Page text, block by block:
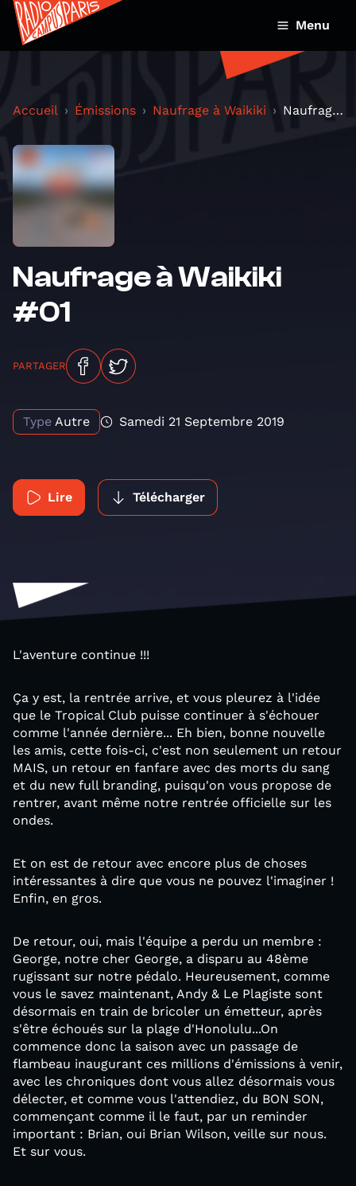
Menu
Accueil Émissions Naufrage à Waikiki Naufrage à Waikiki #01
Naufrage à Waikiki
#01
PARTAGER
Type Autre Samedi 21 Septembre 2019
Lire Télécharger
L'aventure continue !!!
Ça y est, la rentrée arrive, et vous pleurez à l'idée
que le Tropical Club puisse continuer à s'échouer
comme l'année dernière... Eh bien, bonne nouvelle
les amis, cette fois-ci, c'est non seulement un retour
MAIS, un retour en fanfare avec des morts du sang
et du new full branding, puisqu'on vous propose de
rentrer, avant même notre rentrée officielle sur les
ondes.
Et on est de retour avec encore plus de choses
intéressantes à dire que vous ne pouvez l'imaginer !
Enfin, en gros.
De retour, oui, mais l'équipe a perdu un membre :
George, notre cher George, a disparu au 48ème
rugissant sur notre pédalo. Heureusement, comme
vous le savez maintenant, Andy & Le Plagiste sont
désormais en train de bricoler un émetteur, après
s'être échoués sur la plage d'Honolulu...On
commence donc la saison avec un passage de
flambeau inaugurant ces millions d'émissions à venir,
avec les chroniques dont vous allez désormais vous
délecter, et comme vous l'attendiez, du BON SON,
commençant comme il le faut, par un reminder
important : Brian, oui Brian Wilson, veille sur nous.
Et sur vous.